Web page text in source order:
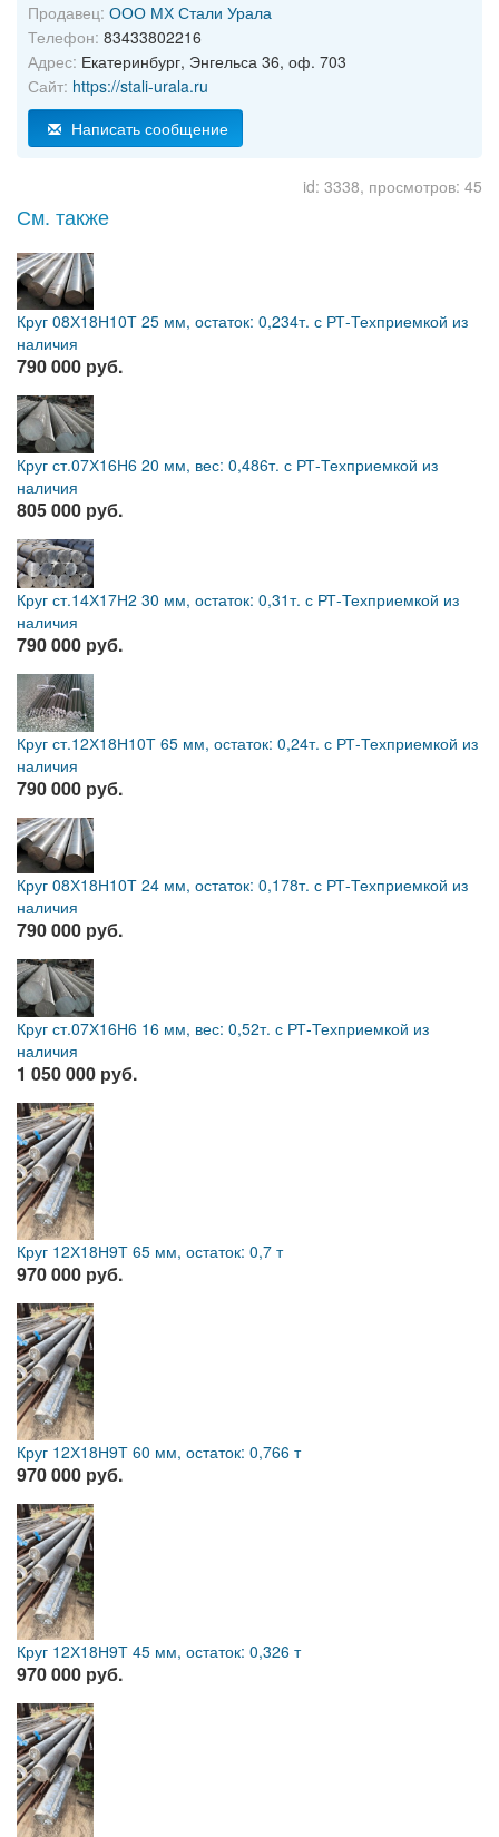
Продавец: ООО МХ Стали Урала
Телефон: 83433802216
Адрес: Екатеринбург, Энгельса 36, оф. 703
Сайт: https://stali-urala.ru
Написать сообщение
id: 3338, просмотров: 45
См. также
Круг 08Х18Н10Т 25 мм, остаток: 0,234т. с РТ-Техприемкой из
наличия
790 000 руб.
Круг ст.07Х16Н6 20 мм, вес: 0,486т. с РТ-Техприемкой из
наличия
805 000 руб.
Круг ст.14Х17Н2 30 мм, остаток: 0,31т. с РТ-Техприемкой из
наличия
790 000 руб.
Круг ст.12Х18Н10Т 65 мм, остаток: 0,24т. с РТ-Техприемкой из
наличия
790 000 руб.
Круг 08Х18Н10Т 24 мм, остаток: 0,178т. с РТ-Техприемкой из
наличия
790 000 руб.
Круг ст.07Х16Н6 16 мм, вес: 0,52т. с РТ-Техприемкой из
наличия
1 050 000 руб.
Круг 12Х18Н9Т 65 мм, остаток: 0,7 т
970 000 руб.
Круг 12Х18Н9Т 60 мм, остаток: 0,766 т
970 000 руб.
Круг 12Х18Н9Т 45 мм, остаток: 0,326 т
970 000 руб.